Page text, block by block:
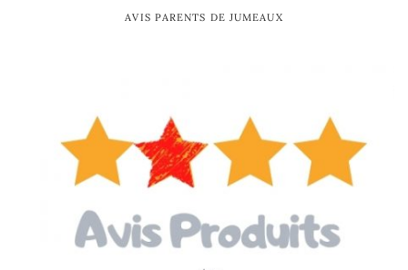
AVIS PARENTS DE JUMEAUX